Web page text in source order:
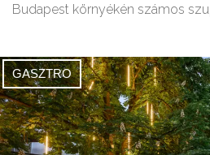
Budapest környékén számos
GASZTRO